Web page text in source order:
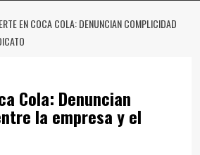
EN COCA COLA: DENUNCIAN COMPLICIDAD
Cola: Denuncian
la empresa y el